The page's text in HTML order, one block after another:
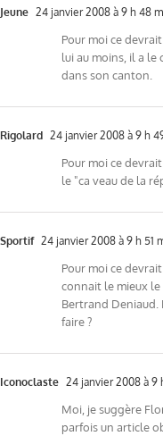
Jeune 24 janvier 2008 à 9 h 48
Pour moi ce
lui au moins, il a le
dans son canton.
Rigolard 24 janvier 2008 à 9 h
Pour moi ce
le "ca veau de la
Sportif 24 janvier 2008 à 9 h 51
Pour moi ce
connait le mieux le
Bertrand Deniaud.
faire ?
Iconoclaste 24 janvier 2008 à 9
Moi, je suggère
parfois un article